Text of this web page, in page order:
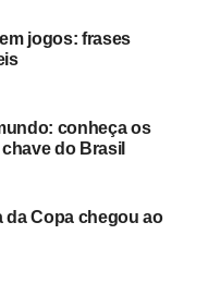
o novo valor
os pontos atuais
vivo!
ou
seja (ou comece),
jogos: frases
conheça os
do Brasil
da Copa chegou ao